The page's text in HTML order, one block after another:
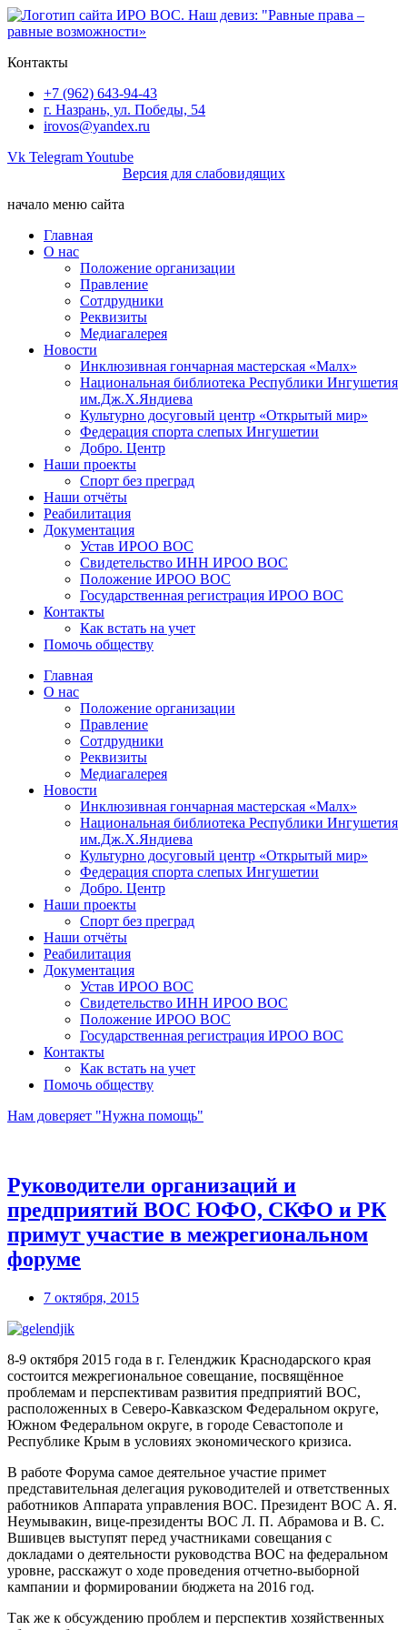
Перейти
к
Контакты
+7 (962) 643-94-43
г. Назрань, ул. Победы, 54
irovos@yandex.ru
Vk TelegramYoutube
Версия для слабовидящих
начало меню сайта
Главная
О нас
Положение организации
Правление
Сотдрудники
Реквизиты
Медиагалерея
Новости
Инклюзивная гончарная мастерская «Малх»
Национальная библиотека Республики Ингушетия
им.Дж.Х.Яндиева
Культурно досуговый центр «Открытый мир»
Федерация спорта слепых Ингушетии
Добро. Центр
Наши проекты
Спорт без преград
Наши отчёты
Реабилитация
Документация
Устав ИРОО ВОС
Свидетельство ИНН ИРОО ВОС
Положение ИРОО ВОС
Государственная регистрация ИРОО ВОС
Контакты
Как встать на учет
Помочь обществу
Главная
О нас
Положение организации
Правление
Сотдрудники
Реквизиты
Медиагалерея
Новости
Инклюзивная гончарная мастерская «Малх»
Национальная библиотека Республики Ингушетия
им.Дж.Х.Яндиева
Культурно досуговый центр «Открытый мир»
Федерация спорта слепых Ингушетии
Добро. Центр
Наши проекты
Спорт без преград
Наши отчёты
Реабилитация
Документация
Устав ИРОО ВОС
Свидетельство ИНН ИРОО ВОС
Положение ИРОО ВОС
Государственная регистрация ИРОО ВОС
Контакты
Как встать на учет
Помочь обществу
Нам доверяет "Нужна помощь"
Руководители организаций и
предприятий ВОС ЮФО, СКФО и РК
примут участие в межрегиональном
форуме
7 октября, 2015
8-9 октября 2015 года в г. Геленджик Краснодарского края
состоится межрегиональное совещание, посвящённое
проблемам и перспективам развития предприятий ВОС,
расположенных в Северо-Кавказском Федеральном округе,
Южном Федеральном округе, в городе Севастополе и
Республике Крым в условиях экономического кризиса.
В работе Форума самое деятельное участие примет
представительная делегация руководителей и ответственных
работников Аппарата управления ВОС. Президент ВОС А. Я.
Неумывакин, вице-президенты ВОС Л. П. Абрамова и В. С.
Вшивцев выступят перед участниками совещания с
докладами о деятельности руководства ВОС на федеральном
уровне, расскажут о ходе проведения отчетно-выборной
кампании и формировании бюджета на 2016 год.
Так же к обсуждению проблем и перспектив хозяйственных